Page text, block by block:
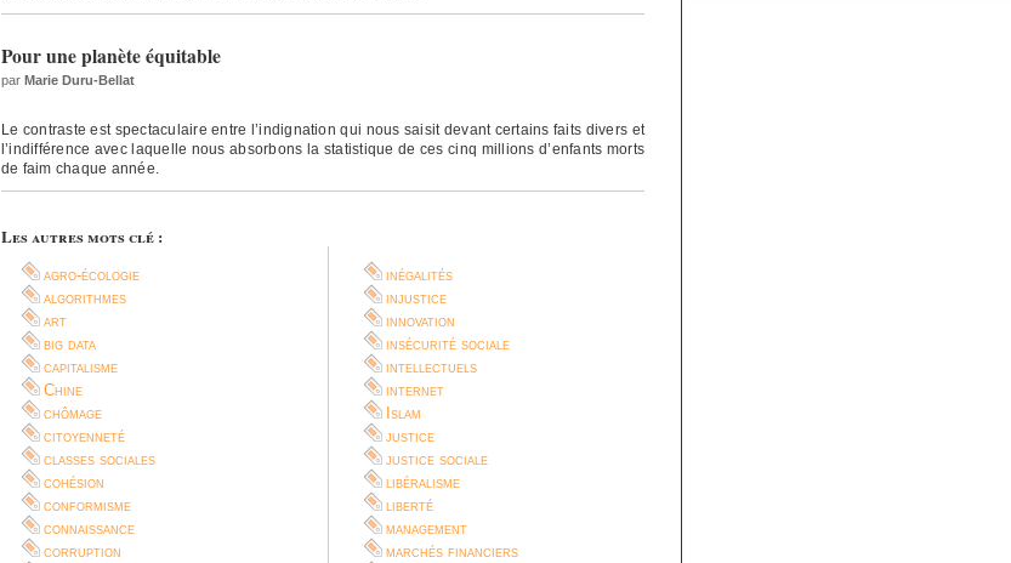
Pour une planète équitable
par Marie Duru-Bellat
Le contraste est spectaculaire entre l’indignation qui nous saisit devant certains faits divers et
l’indifférence avec laquelle nous absorbons la statistique de ces cinq millions d’enfants morts
de faim chaque année.
Les autres mots clé :
agro-écologie
algorithmes
art
big data
capitalisme
Chine
chômage
citoyenneté
classes sociales
cohésion
conformisme
connaissance
corruption
inégalités
injustice
innovation
insécurité sociale
intellectuels
internet
Islam
justice
justice sociale
libéralisme
liberté
management
marchés financiers